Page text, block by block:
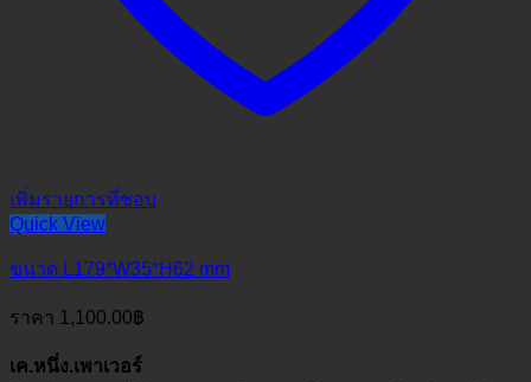
เพิ่มรายการที่ชอบ
Quick View
ขนาด L179*W35*H62 mm
ราคา 1,100.00฿
เค.หนึ่ง.เพาเวอร์